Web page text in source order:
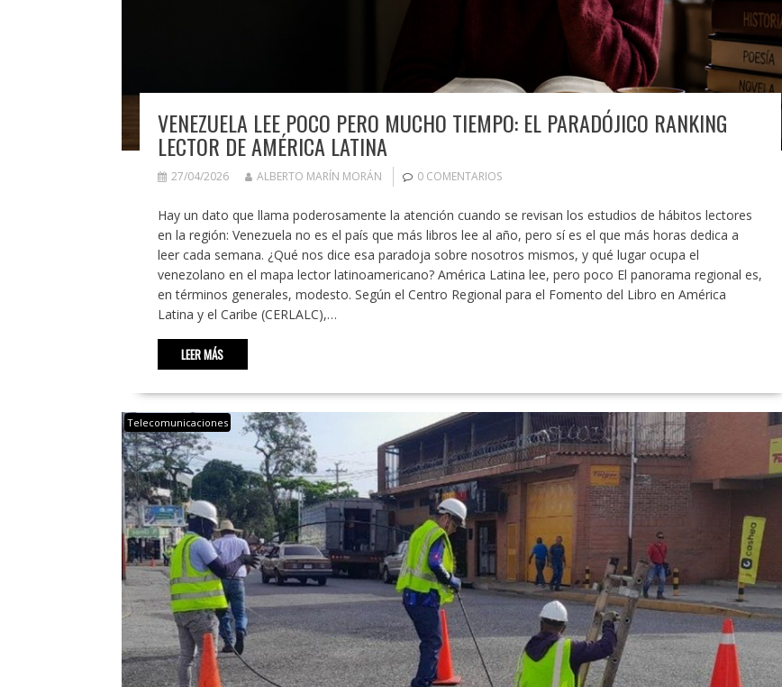
VENEZUELA LEE POCO PERO MUCHO TIEMPO: EL PARADÓJICO RANKING
LECTOR DE AMÉRICA LATINA
27/04/2026 ALBERTO MARÍN MORÁN 0 COMENTARIOS
Hay un dato que llama poderosamente la atención cuando se revisan los estudios de hábitos lectores
en la región: Venezuela no es el país que más libros lee al año, pero sí es el que más horas dedica a
leer cada semana. ¿Qué nos dice esa paradoja sobre nosotros mismos, y qué lugar ocupa el
venezolano en el mapa lector latinoamericano? América Latina lee, pero poco El panorama regional es,
en términos generales, modesto. Según el Centro Regional para el Fomento del Libro en América
Latina y el Caribe (CERLALC),…
LEER MÁS
Telecomunicaciones